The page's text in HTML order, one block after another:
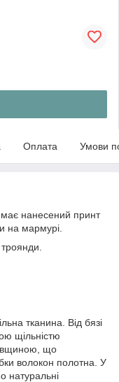
Оплата Умови
нанесений принт
на мармурі.
тканина. Від бязі
щільністю
що
волокон полотна. У
натуральні